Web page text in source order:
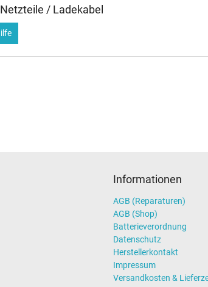
/ Ladekabel
Informationen
AGB (Reparaturen)
AGB (Shop)
Batterieverordnung
Datenschutz
Herstellerkontakt
Impressum
Versandkosten &